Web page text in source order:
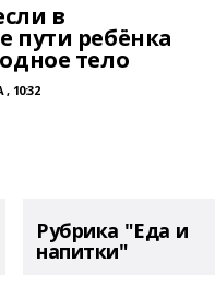
в
пути ребёнка
тело
, 10:32
Рубрика "Еда и
напитки"